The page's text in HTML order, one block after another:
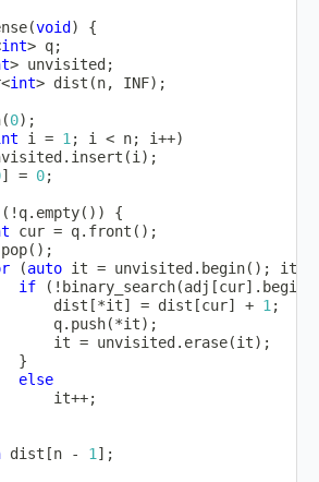
(void )
{
int> q;
> unvisited ;
<int> dist (n, INF) ;
(0) ;
i = 1 ; i < n; i++)
. insert (i ) ;
] = 0;
( ! q. empty( ) )
{
cur = q. front ( ) ;
pop( ) ;
(auto it = unvisited . begin( ) ; it
if
( ! binary_search(adj [cur] . begin
dist
[*it] = dist [cur] + 1 ;
q
. push(*it) ;
it
= unvisited . erase(it) ;
}
else
it
++;
dist [n - 1 ] ;